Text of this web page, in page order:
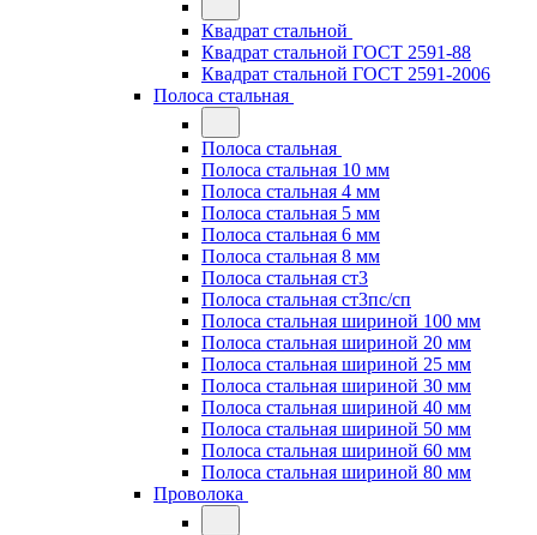
Квадрат стальной
Квадрат стальной ГОСТ 2591-88
Квадрат стальной ГОСТ 2591-2006
Полоса стальная
Полоса стальная
Полоса стальная 10 мм
Полоса стальная 4 мм
Полоса стальная 5 мм
Полоса стальная 6 мм
Полоса стальная 8 мм
Полоса стальная ст3
Полоса стальная ст3пс/сп
Полоса стальная шириной 100 мм
Полоса стальная шириной 20 мм
Полоса стальная шириной 25 мм
Полоса стальная шириной 30 мм
Полоса стальная шириной 40 мм
Полоса стальная шириной 50 мм
Полоса стальная шириной 60 мм
Полоса стальная шириной 80 мм
Проволока